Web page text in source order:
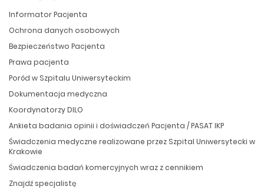
Informator Pacjenta
Ochrona danych osobowych
Bezpieczeństwo Pacjenta
Prawa pacjenta
Poród w Szpitalu Uniwersyteckim
Dokumentacja medyczna
Koordynatorzy DILO
Ankieta badania opinii i doświadczeń Pacjenta / PASAT IKP
Świadczenia medyczne realizowane przez Szpital Uniwersytecki w
Krakowie
Świadczenia badań komercyjnych wraz z cennikiem
Znajdź specjalistę